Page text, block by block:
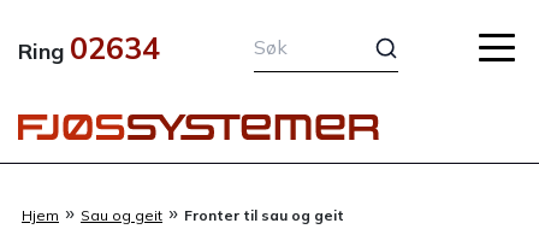
rett
innholdet
Ring 02634
Hjem » Sau og geit » Fronter til sau og geit